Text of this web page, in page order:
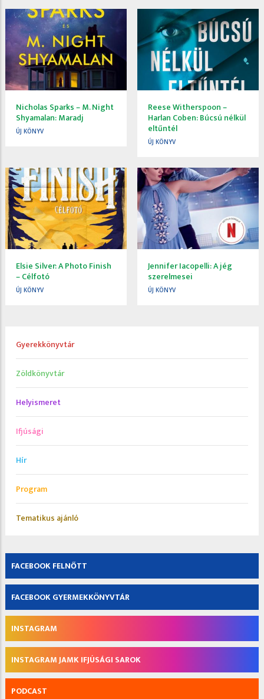
Nicholas Sparks – M. Night
Shyamalan: Maradj
ÚJ KÖNYV
Reese Witherspoon –
Harlan Coben: Búcsú nélkül
eltűntél
ÚJ KÖNYV
Elsie Silver: A Photo Finish
– Célfotó
ÚJ KÖNYV
Jennifer Iacopelli: A jég
szerelmesei
ÚJ KÖNYV
Gyerekkönyvtár
Zöldkönyvtár
Helyismeret
Ifjúsági
Hír
Program
Tematikus ajánló
FACEBOOK FELNŐTT
FACEBOOK GYERMEKKÖNYVTÁR
INSTAGRAM
INSTAGRAM JAMK IFJÚSÁGI SAROK
PODCAST